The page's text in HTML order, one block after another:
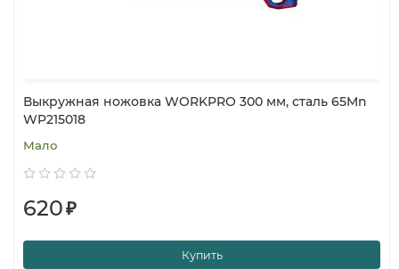
Выкружная ножовка WORKPRO 300 мм, сталь 65Mn
WP215018
Мало
620₽
Купить